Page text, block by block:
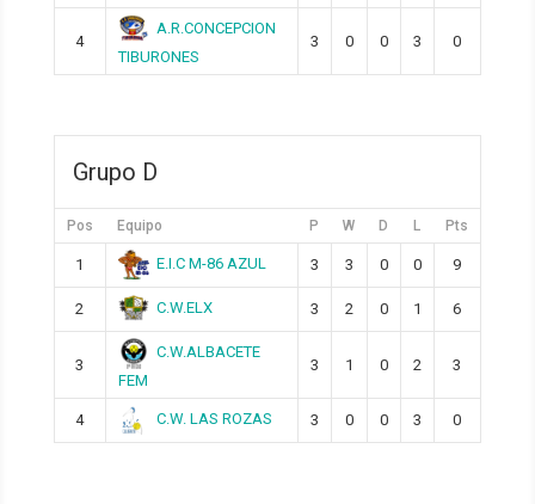
4
A.R.CONCEPCION
TIBURONES
3 0 0 3 0
Grupo D
Pos Equipo P W D L Pts
1 E.I.C M-86 AZUL 3 3 0 0 9
2 C.W.ELX 3 2 0 1 6
3
C.W.ALBACETE
FEM
3 1 0 2 3
4 C.W. LAS ROZAS 3 0 0 3 0